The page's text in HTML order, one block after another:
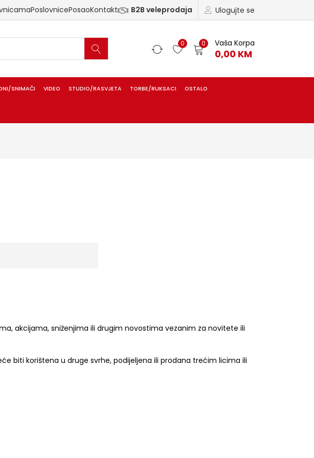
Ulogujte se
PoslovnicePosaoKontakt B2B veleprodaja
0 0 Vaša Korpa
0,00 KM
SNIMAČI VIDEO STUDIO/RASVJETA TORBE/RUKSACI OSTALO
akcijama, sniženjima ili drugim novostima vezanim za novitete ili
biti korištena u druge svrhe, podijeljena ili prodana trećim licima ili